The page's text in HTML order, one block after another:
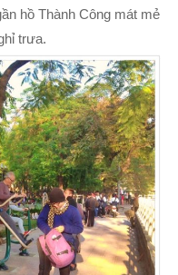
hồ Thành Công mát mẻ
trưa.